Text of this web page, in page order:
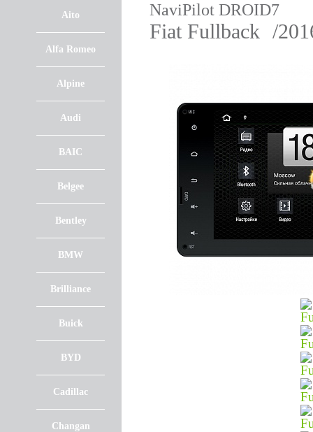
Aito
Alfa Romeo
Alpine
Audi
BAIC
Belgee
Bentley
BMW
Brilliance
Buick
BYD
Cadillac
Changan
NaviPilot DROID7
Fiat Fullback /